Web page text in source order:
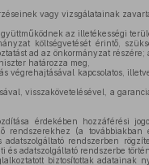
vagy vizsgálatainak
az illetékességi
költségvetését érintő,
ad az önkormányzat
határozza meg,
végrehajtásával kapcsolatos,
visszakövetelésével, a
érdekében hozzáférési
rendszerekhez (a
rendszerben
adatszolgáltató rendszerbe
biztosítottak adatainak